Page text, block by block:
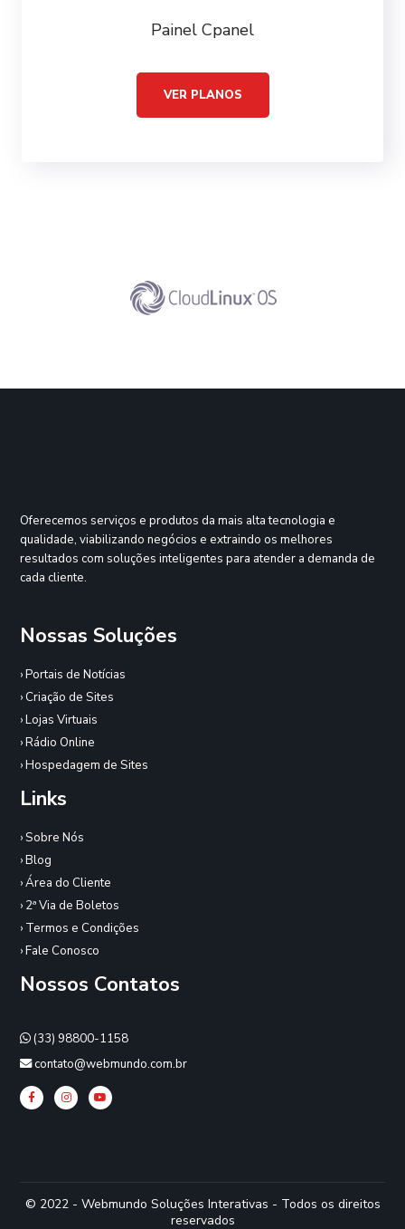
Painel Cpanel
VER PLANOS
Oferecemos serviços e produtos da mais alta tecnologia e
qualidade, viabilizando negócios e extraindo os melhores
resultados com soluções inteligentes para atender a demanda de
cada cliente.
Nossas Soluções
› Portais de Notícias
› Criação de Sites
› Lojas Virtuais
› Rádio Online
› Hospedagem de Sites
Links
› Sobre Nós
› Blog
› Área do Cliente
› 2ª Via de Boletos
› Termos e Condições
› Fale Conosco
Nossos Contatos
(33) 98800-1158
contato@webmundo.com.br
© 2022 - Webmundo Soluções Interativas - Todos os direitos
reservados